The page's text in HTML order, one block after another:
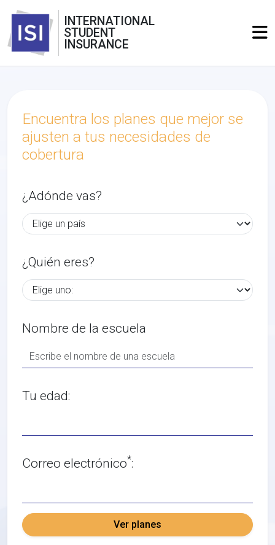
INTERNATIONAL
STUDENT
INSURANCE
Encuentra los planes que mejor se
ajusten a tus necesidades de
cobertura
¿Adónde vas?
¿Quién eres?
Nombre de la escuela
Tu edad:
Correo electrónico*:
Ver planes